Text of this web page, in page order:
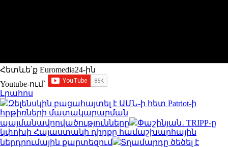
Հետևե՛ք Euromedia24-ին
Youtube-ում`
Լրահոս
Զելենսկին բացահայտել է ԱՄՆ-ի հետ Patriot-ի
հրթիռների մատակարարման
պայմանավորվածությունները
Փաշինյան․ TRIPP-ը
կփոխի Հայաստանի դիրքը համաշխարհային
ներդրումային քարտեզում
Տղամարդը ծեծել է